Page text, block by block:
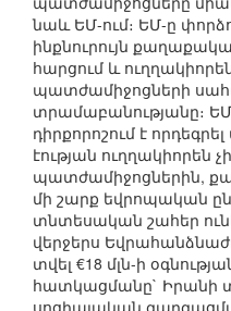
նաև ԵՄ-ում։ ԵՄ-ը
ինքնուրույն
հարցում և
պատժամիջոցների
տրամաբանությանը։
դիրքորոշում է
էության ուղղակիորեն
պատժամիջոցներին,
մի շարք եվրոպական
տնտեսական շահեր
վերջերս
տվել €18 մլն-ի
հատկացմանը` Իրանի